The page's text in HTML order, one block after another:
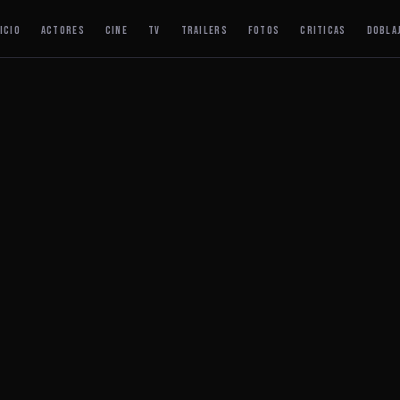
ACTORES CINE TV TRAILERS FOTOS CRITICAS